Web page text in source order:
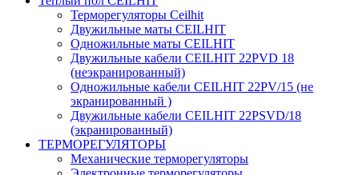
Терморегуляторы Ceilhit
Двужильные маты CEILHIT
Одножильные маты CEILHIT
Двужильные кабели CEILHIT 22PVD 18
(неэкранированный)
Одножильные кабели CEILHIT 22PV/15 (не
экранированный )
Двужильные кабели CEILHIT 22PSVD/18
(экранированный)
ТЕРМОРЕГУЛЯТОРЫ
Механические терморегуляторы